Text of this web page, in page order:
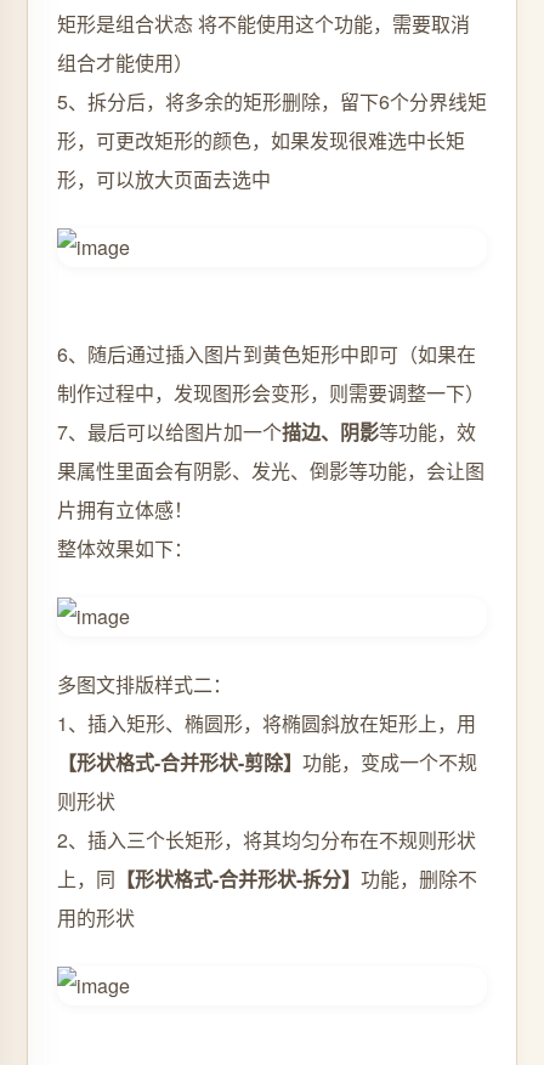
矩形是组合状态 将不能使用这个功能，需要取消
组合才能使用）
5、拆分后，将多余的矩形删除，留下6个分界线矩
形，可更改矩形的颜色，如果发现很难选中长矩
形，可以放大页面去选中
6、随后通过插入图片到黄色矩形中即可（如果在
制作过程中，发现图形会变形，则需要调整一下）
7、最后可以给图片加一个描边、阴影等功能，效
果属性里面会有阴影、发光、倒影等功能，会让图
片拥有立体感！
整体效果如下：
多图文排版样式二：
1、插入矩形、椭圆形，将椭圆斜放在矩形上，用
【形状格式-合并形状-剪除】 功能，变成一个不规
则形状
2、插入三个长矩形，将其均匀分布在不规则形状
上，同 【形状格式-合并形状-拆分】 功能，删除不
用的形状